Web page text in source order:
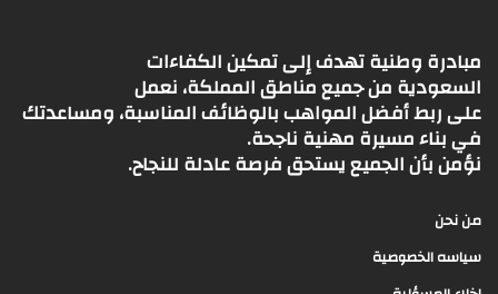
مبادرة وطنية تهدف إلى تمكين الكفاءات
السعودية من جميع مناطق المملكة، نعمل
على ربط أفضل المواهب بالوظائف المناسبة، ومساعدتك
في بناء مسيرة مهنية ناجحة.
نؤمن بأن الجميع يستحق فرصة عادلة للنجاح.
من نحن
سياسه الخصوصية